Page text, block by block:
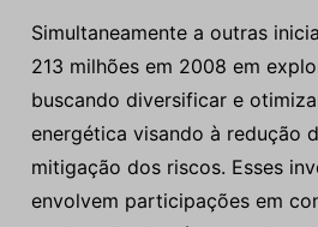
Simultaneamente a outras
213 milhões em 2008 em
buscando diversificar e
energética visando à redução
mitigação dos riscos. Esses
envolvem participações em